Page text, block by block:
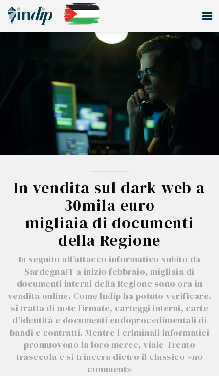
In vendita sul dark web a
30mila euro
migliaia di documenti
della Regione
In seguito all’attacco informatico subito da
SardegnaIT a inizio febbraio, migliaia di
documenti interni della Regione sono ora in
vendita online. Come Indip ha potuto verificare,
si tratta di note firmate, carteggi interni, carte
d’identità e documenti endoprocedimentali di
bandi e contratti. Mentre i criminali informatici
promuovono la loro merce, viale Trento
trasecola e si trincera dietro il classico «no
comment»